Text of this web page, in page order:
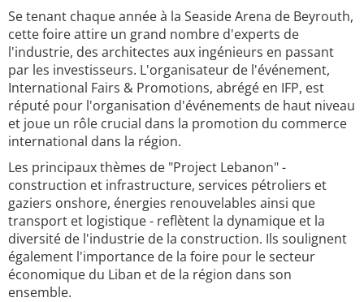
Se tenant chaque année à la Seaside Arena de Beyrouth,
cette foire attire un grand nombre d'experts de
l'industrie, des architectes aux ingénieurs en passant
par les investisseurs. L'organisateur de l'événement,
International Fairs & Promotions, abrégé en IFP, est
réputé pour l'organisation d'événements de haut niveau
et joue un rôle crucial dans la promotion du commerce
international dans la région.
Les principaux thèmes de "Project Lebanon" -
construction et infrastructure, services pétroliers et
gaziers onshore, énergies renouvelables ainsi que
transport et logistique - reflètent la dynamique et la
diversité de l'industrie de la construction. Ils soulignent
également l'importance de la foire pour le secteur
économique du Liban et de la région dans son
ensemble.